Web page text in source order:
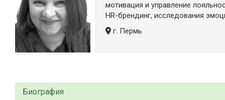
мотивация и управление
HR-брендинг, исследования
г. Пермь
Биография